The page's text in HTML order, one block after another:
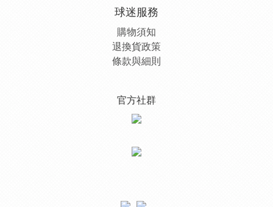
球迷服務
購物須知
退換貨政策
條款與細則
官方社群